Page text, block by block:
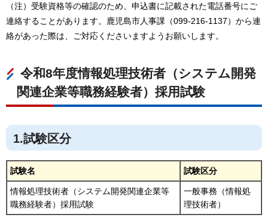
（注）受験資格等の確認のため、申込書に記載された電話番号にご
連絡することがあります。鹿児島市人事課（099-216-1137）から連
絡があった際は、ご対応くださいますようお願いします。
令和8年度情報処理技術者（システム開発
関連企業等職務経験者）採用試験
1.試験区分
試験名 試験区分
情報処理技術者（システム開発関連企業等
職務経験者）採用試験
一般事務（情報処
理技術者）